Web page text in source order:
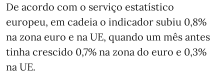
De acordo com o serviço estatístico
europeu, em cadeia o indicador subiu 0,8%
na zona euro e na UE, quando um mês antes
tinha crescido 0,7% na zona do euro e 0,3%
na UE.